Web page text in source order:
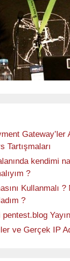
Gateway’ler
Tartışmaları
kendimi
?
Kullanmalı
?
ve Gerçek IP